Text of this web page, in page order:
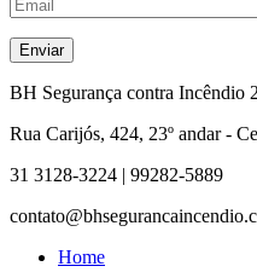
BH Segurança contra Incêndio
Rua Carijós, 424, 23º andar -
31 3128-3224 | 99282-5889
Home